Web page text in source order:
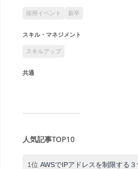
採用イベント 新卒
スキル・マネジメント
スキルアップ
共通
人気記事TOP10
1位 AWSでIPアドレスを制限する